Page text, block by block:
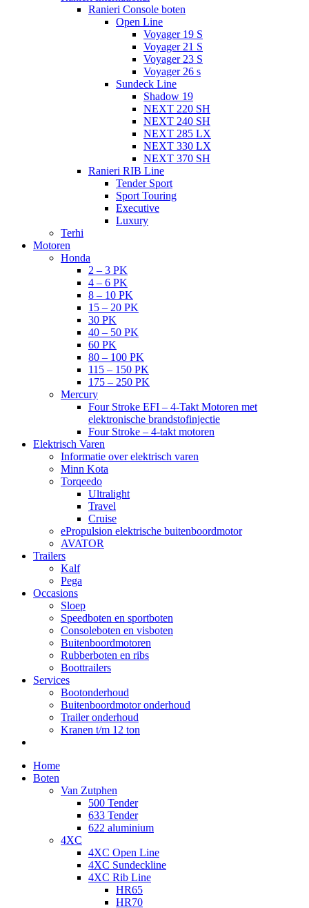
Ranieri Console boten
Open Line
Voyager 19 S
Voyager 21 S
Voyager 23 S
Voyager 26 s
Sundeck Line
Shadow 19
NEXT 220 SH
NEXT 240 SH
NEXT 285 LX
NEXT 330 LX
NEXT 370 SH
Ranieri RIB Line
Tender Sport
Sport Touring
Executive
Luxury
Terhi
Motoren
Honda
2 – 3 PK
4 – 6 PK
8 – 10 PK
15 – 20 PK
30 PK
40 – 50 PK
60 PK
80 – 100 PK
115 – 150 PK
175 – 250 PK
Mercury
Four Stroke EFI – 4-Takt Motoren met
elektronische brandstofinjectie
Four Stroke – 4-takt motoren
Elektrisch Varen
Informatie over elektrisch varen
Minn Kota
Torqeedo
Ultralight
Travel
Cruise
ePropulsion elektrische buitenboordmotor
AVATOR
Trailers
Kalf
Pega
Occasions
Sloep
Speedboten en sportboten
Consoleboten en visboten
Buitenboordmotoren
Rubberboten en ribs
Boottrailers
Services
Bootonderhoud
Buitenboordmotor onderhoud
Trailer onderhoud
Kranen t/m 12 ton
Home
Boten
Van Zutphen
500 Tender
633 Tender
622 aluminium
4XC
4XC Open Line
4XC Sundeckline
4XC Rib Line
HR65
HR70